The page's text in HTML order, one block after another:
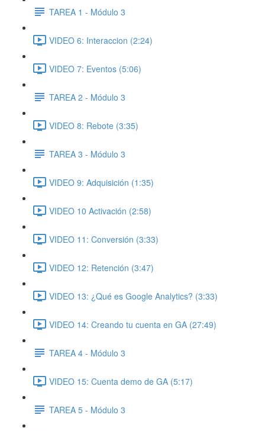
TAREA 1 - Módulo 3
VIDEO 6: Interaccion (2:24)
VIDEO 7: Eventos (5:06)
TAREA 2 - Módulo 3
VIDEO 8: Rebote (3:35)
TAREA 3 - Módulo 3
VIDEO 9: Adquisición (1:35)
VIDEO 10 Activación (2:58)
VIDEO 11: Conversión (3:33)
VIDEO 12: Retención (3:47)
VIDEO 13: ¿Qué es Google Analytics? (3:33)
VIDEO 14: Creando tu cuenta en GA (27:49)
TAREA 4 - Módulo 3
VIDEO 15: Cuenta demo de GA (5:17)
TAREA 5 - Módulo 3